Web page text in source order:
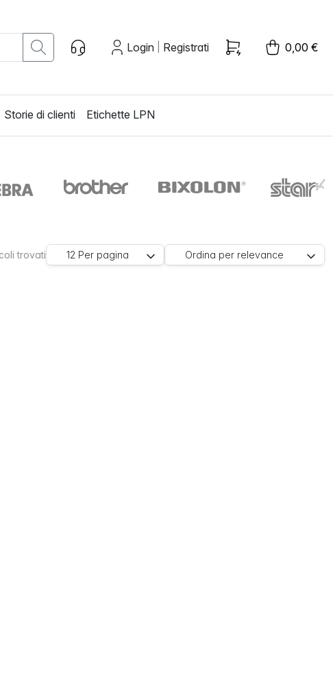
Login Registrati 0,00 €
Storie di clienti Etichette LPN
trovati 12 Per pagina Ordina per relevance